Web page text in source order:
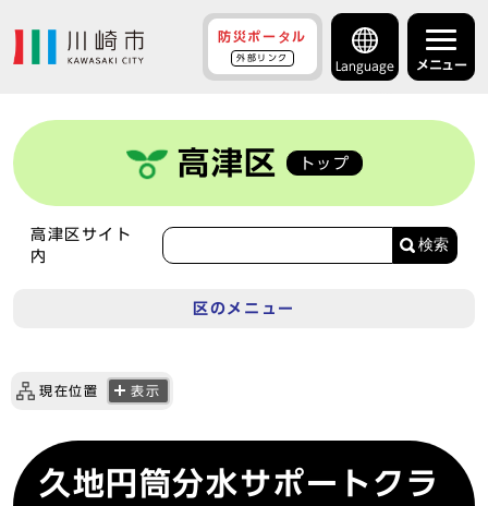
防災ポータル
外部リンク
Language メニュー
高津区 トップ
高津区サイト
内
検索
区のメニュー
現在位置 表示
久地円筒分水サポートクラ